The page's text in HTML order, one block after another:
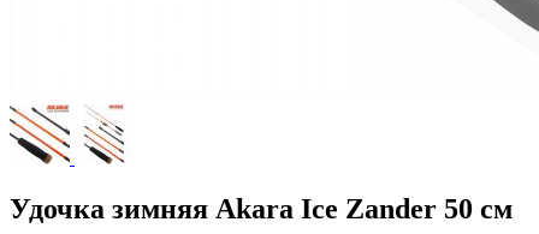
Удочка зимняя Akara Ice Zander 50 см